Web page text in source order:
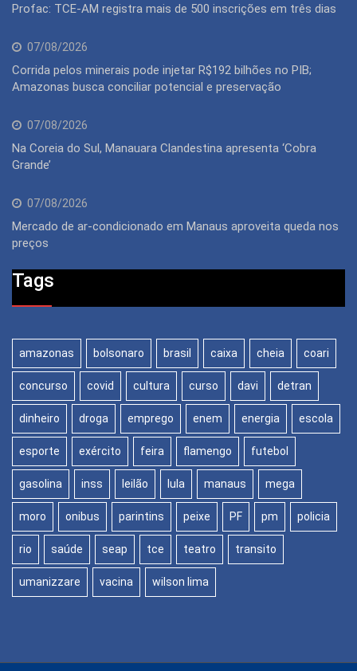
Profac: TCE-AM registra mais de 500 inscrições em três dias
07/08/2026
Corrida pelos minerais pode injetar R$192 bilhões no PIB;
Amazonas busca conciliar potencial e preservação
07/08/2026
Na Coreia do Sul, Manauara Clandestina apresenta ‘Cobra
Grande’
07/08/2026
Mercado de ar-condicionado em Manaus aproveita queda nos
preços
Tags
amazonas bolsonaro brasil caixa cheia coari
concurso covid cultura curso davi detran
dinheiro droga emprego enem energia escola
esporte exército feira flamengo futebol
gasolina inss leilão lula manaus mega
moro onibus parintins peixe PF pm policia
rio saúde seap tce teatro transito
umanizzare vacina wilson lima